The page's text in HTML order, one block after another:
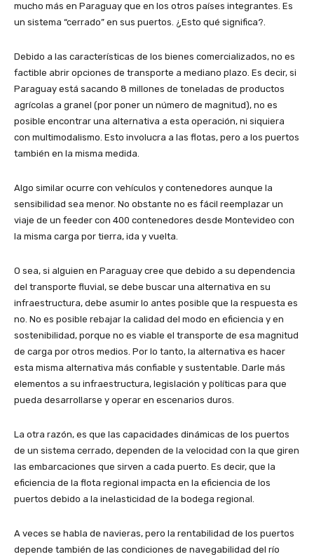
mucho más en Paraguay que en los otros países integrantes. Es
un sistema “cerrado” en sus puertos. ¿Esto qué significa?.
Debido a las características de los bienes comercializados, no es
factible abrir opciones de transporte a mediano plazo. Es decir, si
Paraguay está sacando 8 millones de toneladas de productos
agrícolas a granel (por poner un número de magnitud), no es
posible encontrar una alternativa a esta operación, ni siquiera
con multimodalismo. Esto involucra a las flotas, pero a los puertos
también en la misma medida.
Algo similar ocurre con vehículos y contenedores aunque la
sensibilidad sea menor. No obstante no es fácil reemplazar un
viaje de un feeder con 400 contenedores desde Montevideo con
la misma carga por tierra, ida y vuelta.
O sea, si alguien en Paraguay cree que debido a su dependencia
del transporte fluvial, se debe buscar una alternativa en su
infraestructura, debe asumir lo antes posible que la respuesta es
no. No es posible rebajar la calidad del modo en eficiencia y en
sostenibilidad, porque no es viable el transporte de esa magnitud
de carga por otros medios. Por lo tanto, la alternativa es hacer
esta misma alternativa más confiable y sustentable. Darle más
elementos a su infraestructura, legislación y políticas para que
pueda desarrollarse y operar en escenarios duros.
La otra razón, es que las capacidades dinámicas de los puertos
de un sistema cerrado, dependen de la velocidad con la que giren
las embarcaciones que sirven a cada puerto. Es decir, que la
eficiencia de la flota regional impacta en la eficiencia de los
puertos debido a la inelasticidad de la bodega regional.
A veces se habla de navieras, pero la rentabilidad de los puertos
depende también de las condiciones de navegabilidad del río